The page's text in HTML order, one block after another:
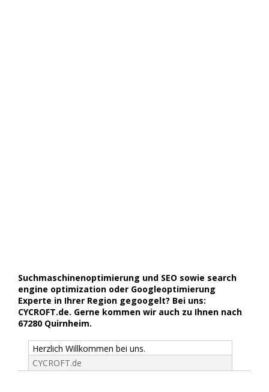
Suchmaschinenoptimierung und SEO sowie search
engine optimization oder Googleoptimierung
Experte in Ihrer Region gegoogelt? Bei uns:
CYCROFT.de. Gerne kommen wir auch zu Ihnen nach
67280 Quirnheim.
Herzlich Willkommen bei uns.
CYCROFT.de